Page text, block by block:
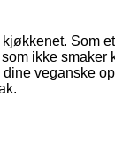
Som
ikke
veganske